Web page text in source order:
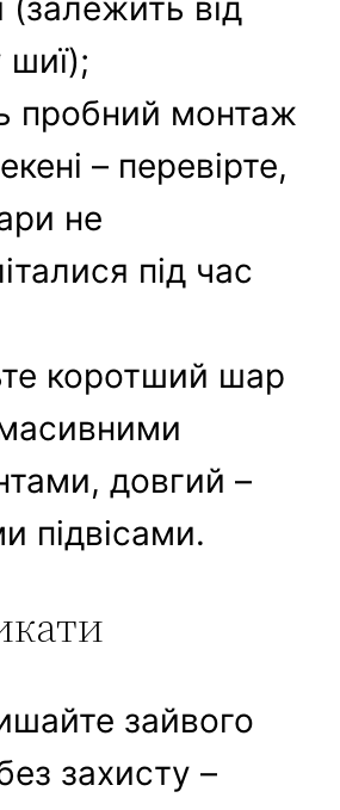
(залежить від
шиї);
пробний монтаж
– перевірте,
не
під час
коротший шар
довгий –
підвісами.
зайвого
захисту –